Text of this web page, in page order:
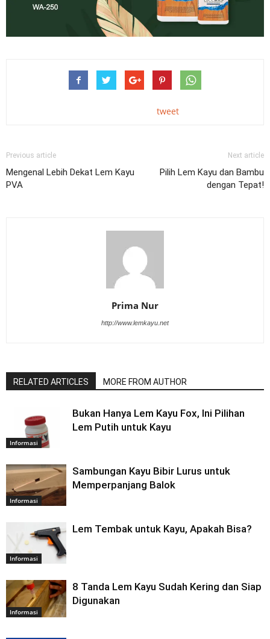
tweet
Previous article
Mengenal Lebih Dekat Lem Kayu
PVA
Next article
Pilih Lem Kayu dan Bambu
dengan Tepat!
Prima Nur
http://www.lemkayu.net
RELATED ARTICLES MORE FROM AUTHOR
Informasi
Bukan Hanya Lem Kayu Fox, Ini Pilihan
Lem Putih untuk Kayu
Informasi
Sambungan Kayu Bibir Lurus untuk
Memperpanjang Balok
Informasi
Lem Tembak untuk Kayu, Apakah Bisa?
Informasi
8 Tanda Lem Kayu Sudah Kering dan Siap
Digunakan